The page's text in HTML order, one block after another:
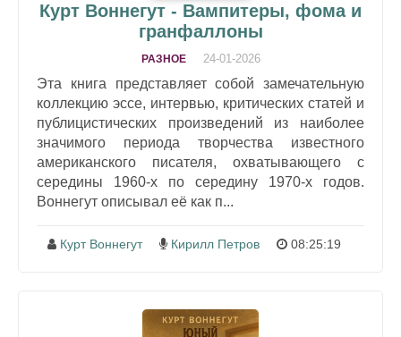
Курт Воннегут - Вампитеры, фома и
гранфаллоны
РАЗНОЕ 24-01-2026
Эта книга представляет собой замечательную
коллекцию эссе, интервью, критических статей и
публицистических произведений из наиболее
значимого периода творчества известного
американского писателя, охватывающего с
середины 1960-х по середину 1970-х годов.
Воннегут описывал её как п...
Курт Воннегут Кирилл Петров 08:25:19